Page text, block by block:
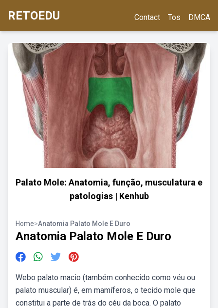
RETOEDU Contact Tos DMCA
Palato Mole: Anatomia, função, musculatura e
patologias | Kenhub
Home>Anatomia Palato Mole E Duro
Anatomia Palato Mole E Duro
Webo palato macio (também conhecido como véu ou
palato muscular) é, em mamíferos, o tecido mole que
constitui a parte de trás do céu da boca. O palato